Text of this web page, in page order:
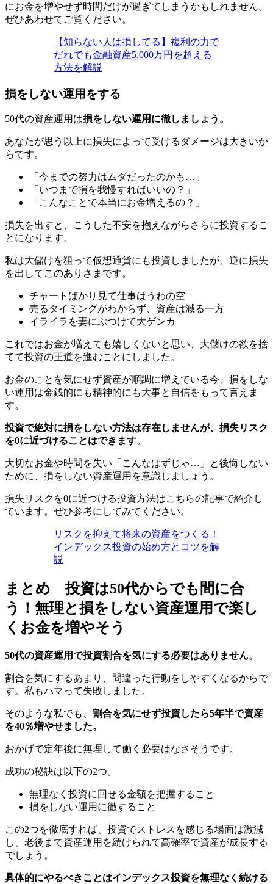
にお金を増やせず時間だけが過ぎてしまうかもしれません。
ぜひあわせてご覧ください。
【知らない人は損してる】複利の力で
だれでも金融資産5,000万円を超える
方法を解説
損をしない運用をする
50代の資産運用は損をしない運用に徹しましょう。
あなたが思う以上に損失によって受けるダメージは大きいか
らです。
「今までの努力はムダだったのかも…」
「いつまで損を我慢すればいいの？」
「こんなことで本当にお金増えるの？」
損失を出すと、こうした不安を抱えながらさらに投資するこ
とになります。
私は大儲けを狙って仮想通貨にも投資しましたが、逆に損失
を出してこのありさまです。
チャートばかり見て仕事はうわの空
売るタイミングがわからず、資産は減る一方
イライラを妻にぶつけて大ゲンカ
これではお金が増えても嬉しくないと思い、大儲けの欲を捨
てて投資の王道を進むことにしました。
お金のことを気にせず資産が順調に増えている今、損をしな
い運用は金銭的にも精神的にも大事と自信をもって言えま
す。
投資で絶対に損をしない方法は存在しませんが、損失リスク
を0に近づけることはできます。
大切なお金や時間を失い「こんなはずじゃ…」と後悔しない
ために、損をしない資産運用を意識しましょう。
損失リスクを0に近づける投資方法はこちらの記事で紹介し
ています。ぜひ参考にしてみてください。
リスクを抑えて将来の資産をつくる！
インデックス投資の始め方とコツを解
説
まとめ投資は50代からでも間に合
う！無理と損をしない資産運用で楽し
くお金を増やそう
50代の資産運用で投資割合を気にする必要はありません。
割合を気にするあまり、間違った行動をしやすくなるからで
す。私もハマって失敗しました。
そのような私でも、 割合を気にせず投資したら5年半で資産
を40％増やせました。
おかげで定年後に無理して働く必要はなさそうです。
成功の秘訣は以下の2つ。
無理なく投資に回せる金額を把握すること
損をしない運用に徹すること
この2つを徹底すれば、投資でストレスを感じる場面は激減
し、老後まで資産運用を続けられて高確率で資産が成長する
でしょう。
具体的にやるべきことはインデックス投資を無理なく続ける